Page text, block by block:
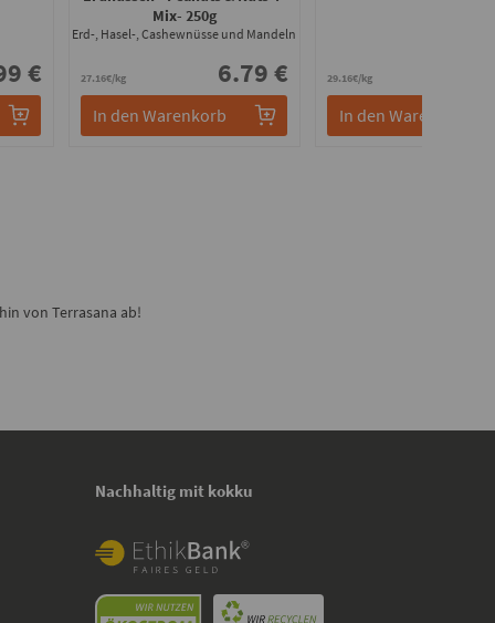
€
Mix- 250g
Erd-, Hasel-, Cashewnüsse und Mandeln
27.16€/kg 6.79 €
In den Warenkorb
29.16€/kg
In den Warenkorb
von Terrasana ab!
Nachhaltig mit kokku